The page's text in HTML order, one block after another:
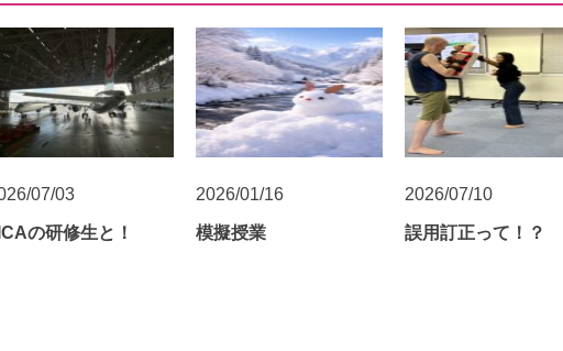
07/03
の研修生と！
2026/01/16
模擬授業
2026/07/10
誤用訂正って！？